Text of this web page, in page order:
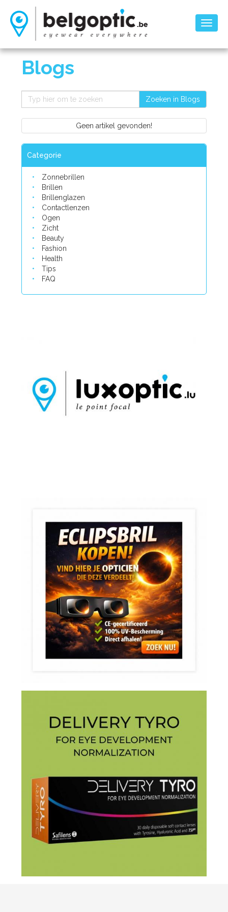
Blogs
Zoeken in Blogs
Geen artikel gevonden!
Categorie
Zonnebrillen
Brillen
Brillenglazen
Contactlenzen
Ogen
Zicht
Beauty
Fashion
Health
Tips
FAQ